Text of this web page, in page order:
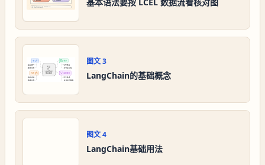
图文3
LangChain的基础概念
图文4
LangChain基础用法